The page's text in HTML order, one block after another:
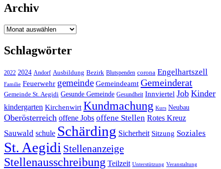
Archiv
Archiv
Schlagwörter
2022 2024 Andorf Ausbildung Bezirk Blutspenden corona Engelhartszell
Familie Feuerwehr gemeinde Gemeindeamt Gemeinderat
Gemeinde St. Aegidi Gesunde Gemeinde Gesundheit Innviertel Job Kinder
kindergarten Kirchenwirt Kundmachung Kurs Neubau
Oberösterreich offene Jobs offene Stellen Rotes Kreuz
Sauwald schule Schärding Sicherheit Sitzung Soziales
St. Aegidi Stellenanzeige
Stellenausschreibung Teilzeit Unterstützung Veranstaltung